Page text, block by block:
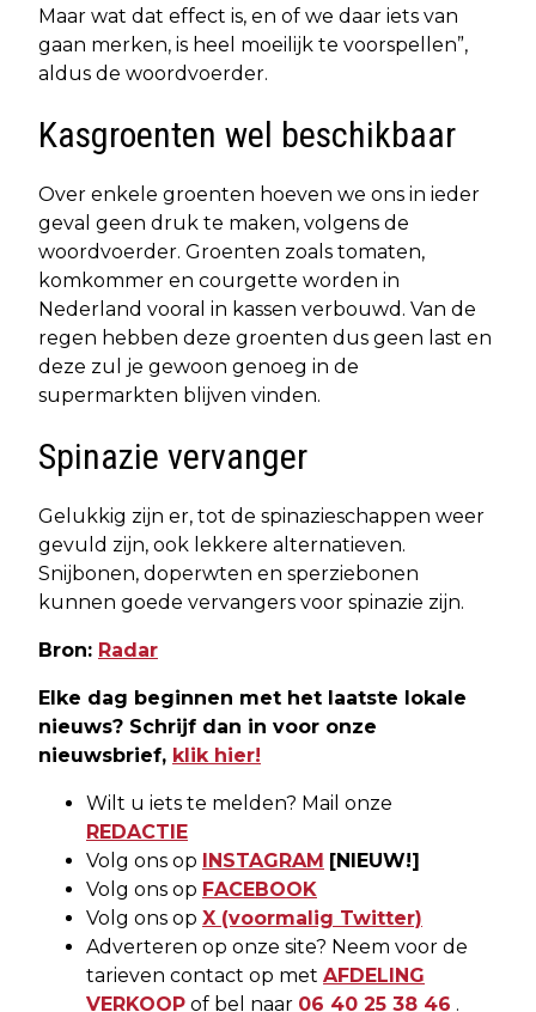
Maar wat dat effect is, en of we daar iets van
gaan merken, is heel moeilijk te voorspellen”,
aldus de woordvoerder.
Kasgroenten wel beschikbaar
Over enkele groenten hoeven we ons in ieder
geval geen druk te maken, volgens de
woordvoerder. Groenten zoals tomaten,
komkommer en courgette worden in
Nederland vooral in kassen verbouwd. Van de
regen hebben deze groenten dus geen last en
deze zul je gewoon genoeg in de
supermarkten blijven vinden.
Spinazie vervanger
Gelukkig zijn er, tot de spinazieschappen weer
gevuld zijn, ook lekkere alternatieven.
Snijbonen, doperwten en sperziebonen
kunnen goede vervangers voor spinazie zijn.
Bron: Radar
Elke dag beginnen met het laatste lokale
nieuws? Schrijf dan in voor onze
nieuwsbrief, klik hier!
Wilt u iets te melden? Mail onze
REDACTIE
Volg ons op INSTAGRAM [NIEUW!]
Volg ons op FACEBOOK
Volg ons op X (voormalig Twitter)
Adverteren op onze site? Neem voor de
tarieven contact op met AFDELING
VERKOOP of bel naar 06 40 25 38 46 .